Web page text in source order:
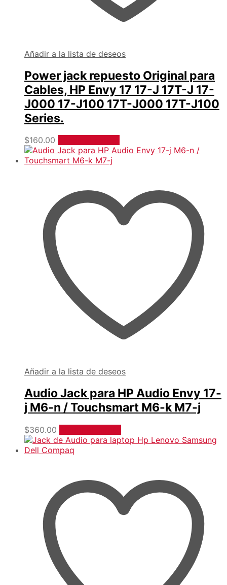
Añadir a la lista de deseos
Power jack repuesto Original para
Cables, HP Envy 17 17-J 17T-J 17-
J000 17-J100 17T-J000 17T-J100
Series.
$160.00
Añadir a la lista de deseos
Audio Jack para HP Audio Envy 17-
j M6-n / Touchsmart M6-k M7-j
$360.00